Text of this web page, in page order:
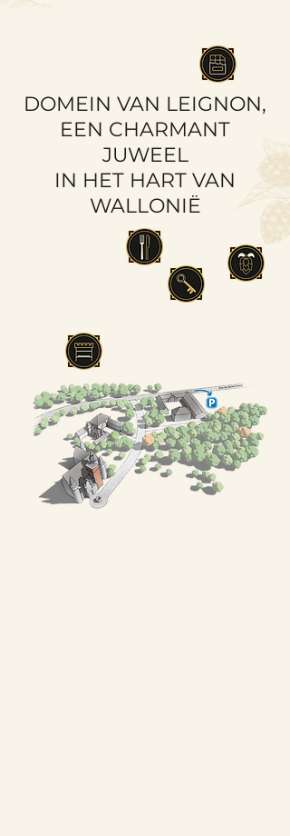
DOMEIN VAN LEIGNON,
EEN CHARMANT
JUWEEL
IN HET HART VAN
WALLONIË